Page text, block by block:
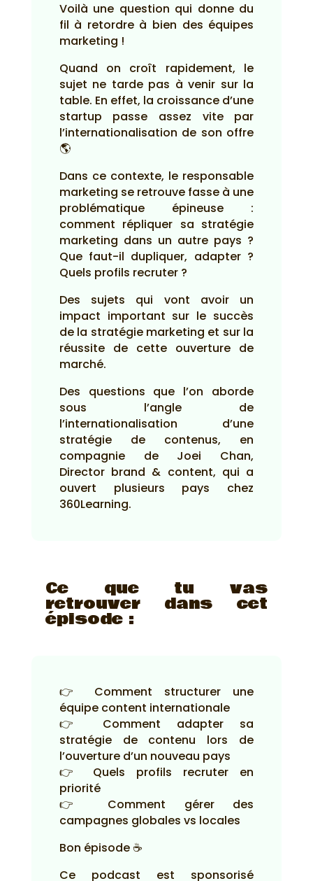
Voilà une question qui donne du
fil à retordre à bien des équipes
marketing !
Quand on croît rapidement, le
sujet ne tarde pas à venir sur la
table. En effet, la croissance d’une
startup passe assez vite par
l’internationalisation de son offre
🌎
Dans ce contexte, le responsable
marketing se retrouve fasse à une
problématique épineuse :
comment répliquer sa stratégie
marketing dans un autre pays ?
Que faut-il dupliquer, adapter ?
Quels profils recruter ?
Des sujets qui vont avoir un
impact important sur le succès
de la stratégie marketing et sur la
réussite de cette ouverture de
marché.
Des questions que l’on aborde
sous l’angle de
l’internationalisation d’une
stratégie de contenus, en
compagnie de Joei Chan,
Director brand & content, qui a
ouvert plusieurs pays chez
360Learning.
Ce que tu vas
retrouver dans cet
épisode :
👉 Comment structurer une
équipe content internationale
👉 Comment adapter sa
stratégie de contenu lors de
l’ouverture d’un nouveau pays
👉 Quels profils recruter en
priorité
👉 Comment gérer des
campagnes globales vs locales
Bon épisode ☕
Ce podcast est sponsorisé